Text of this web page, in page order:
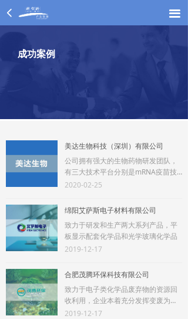
끀
끀
넳
美达生物科技（深圳）有限公司
公司拥有强大的生物药物研发团队，
有三大技术平台分别是mRNA疫苗技
术平台、免疫治疗技术平台、抗体药
2020-02-25
绵阳艾萨斯电子材料有限公司
致力于研发和生产两大系列产品，平
板显示配套化学品和光学玻璃化学品
2019-12-17
合肥茂腾环保科技有限公司
致力于电子类化学品废弃物的资源回
收利用，企业本着充分发挥变废为
宝，最大程度提高资源的价值......
2019-12-17
成功案例